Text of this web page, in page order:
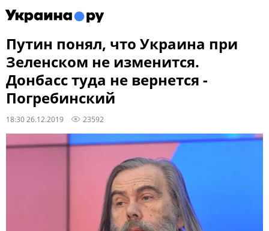
Путин понял, что Украина при
Зеленском не изменится.
Донбасс туда не вернется -
Погребинский
18:30 26.12.2019 23592